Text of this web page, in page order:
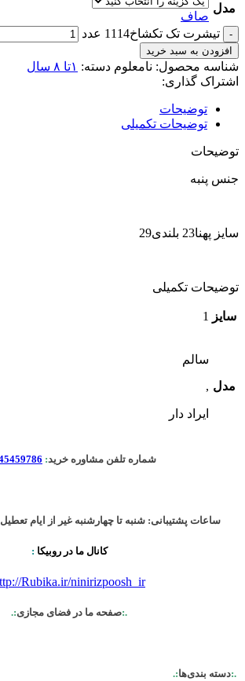
مدل
صاف
تیشرت تک تکشاخ1114 عدد
افزودن به سبد خرید
شناسه محصول: نامعلوم دسته: ۱تا ۸ سال
اشتراک گذاری:
توضیحات
توضیحات تکمیلی
توضیحات
جنس پنبه
سایز پهنا23 بلندی29
توضیحات تکمیلی
سایز 1
مدل
سالم
,
ایراد دار
شماره تلفن مشاوره خرید:
ساعات پشتیبانی: شنبه تا چهارشنبه غیر از ایام
کانال ما در روبیکا :
Rubika.ir/ninirizpoosh_ir
.:صفحه ما در فضای مجازی:.
.:دسته بندی‌ها:.